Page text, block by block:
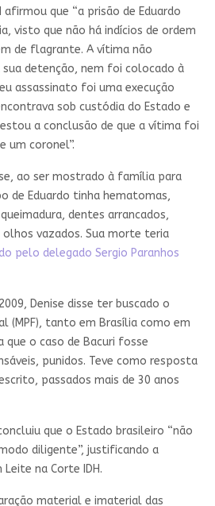
afirmou que “a prisão de Eduardo
visto que não há indícios de ordem
de flagrante. A vítima não
detenção, nem foi colocado à
assassinato foi uma execução
sob custódia do Estado e
a conclusão de que a vítima foi
um coronel”.
ao ser mostrado à família para
de Eduardo tinha hematomas,
dentes arrancados,
vazados. Sua morte teria
pelo delegado Sergio Paranhos
Denise disse ter buscado o
(MPF), tanto em Brasília como em
que o caso de Bacuri fosse
punidos. Teve como resposta
passados mais de 30 anos
que o Estado brasileiro “não
diligente”, justificando a
na Corte IDH.
material e imaterial das